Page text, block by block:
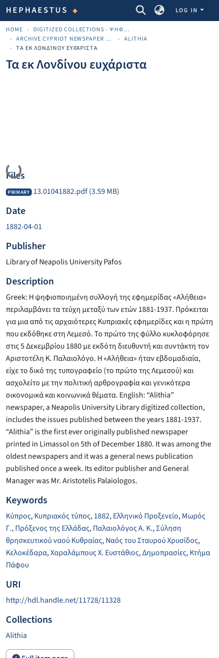
HEPHAESTUS COMMUNITIES & COLLECTIONS
LOG IN
HOME
DIGITIZED COLLECTIONS - ΨΗΦΙΟΠΟΙΗΜΈΝΕΣ ΣΥΛΛΟΓΈΣ
ARCHIVE CYPRIOT NEWSPAPER MATERIALS
ALITHIA
ΤΑ ΕΚ ΛΟΝΔΊΝΟΥ ΕΥΧΆΡΙΣΤΑ
Τα εκ Λονδίνου ευχάριστα
Loading...
Files
PRIMARY 13.01041882.pdf(3.59 MB)
Date
1882-04-01
Publisher
Library of Neapolis University Pafos
Description
Greek: Η ψηφιοποιημένη συλλογή της εφημερίδας «Αλήθεια»
περιλαμβάνει τα τεύχη μεταξύ των ετών 1881-1937. Πρόκειται
για μια από τις αρχαιότερες Κυπριακές εφημερίδες και η πρώτη
που εκδόθηκε στη Λεμεσό. Το πρώτο της φύλλο κυκλοφόρησε
στις 5 Δεκεμβρίου 1880 με εκδότη διευθυντή και συντάκτη τον
Αριστοτέλη Κ. Παλαιολόγο. Η «Αλήθεια» ήταν εβδομαδιαία,
είχε το δικό της τυπογραφείο (το πρώτο της Λεμεσού) και
ασχολείτο με την πολιτική αρθρογραφία και γενικότερα
οικονομικά και κοινωνικά θέματα. English: “Alithia”
newspaper, a Neapolis University Library digitized collection,
includes the issues published between the years 1881-1937.
“Alithia” is the first ever originally published newspaper
printed in Limassol on 5th of December 1880. It was among the
oldest newspapers and it was a general news publication
published once a week. Its editor publisher and General
Manager was Mr. Aristotelis Palaiologos.
Keywords
Κύπρος,Κυπριακός τύπος,1882,Ελληνικό Προξενείο,Μωρός
Γ., Πρόξενος της Ελλάδας,Παλαιολόγος Α. Κ.,Σύληση
θρησκευτικού ναού Κυθραίας,Ναός του Σταυρού Χρυσίδος,
Κελοκέδαρα,Χαραλάμπους Χ. Ευστάθιος,Δημοπρασίες,Κτήμα
Πάφου
URI
http://hdl.handle.net/11728/11328
Collections
Alithia